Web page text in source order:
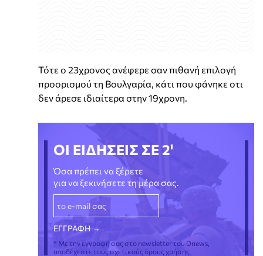
Τότε ο 23χρονος ανέφερε σαν πιθανή επιλογή
προορισμού τη Βουλγαρία, κάτι που φάνηκε οτι
δεν άρεσε ιδιαίτερα στην 19χρονη.
ΟΙ ΕΙΔΗΣΕΙΣ ΣΕ 2'
Όσα πρέπει να ξέρετε
για να ξεκινήσετε τη μέρα σας.
* Με την εγγραφή σας στο newsletter του Dnews,
αποδέχεστε τους σχετικούς όρους χρήσης